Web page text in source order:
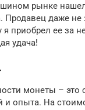
рынке
Продавец даже не
я приобрел ее за
удача!
монеты – это
и опыта. На